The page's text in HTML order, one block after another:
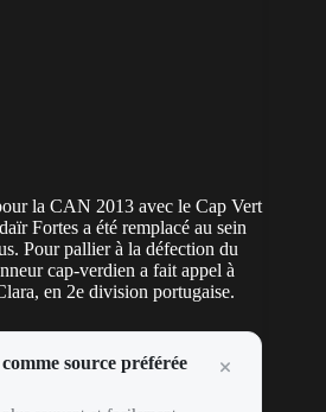
la CAN 2013 avec le Cap Vert
Fortes a été remplacé au sein
Pour pallier à la défection du
cap-verdien a fait appel à
en 2e division portugaise.
source préférée